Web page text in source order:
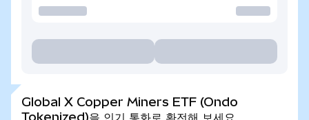
Global X Copper Miners ETF (Ondo
Tokenized)을 인기 통화로 환전해 보세요